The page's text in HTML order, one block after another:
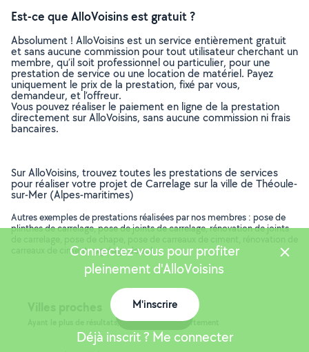
Est-ce que AlloVoisins est gratuit ?
Absolument ! AlloVoisins est un service entièrement gratuit
et sans aucune commission pour tout utilisateur cherchant un
membre, qu’il soit professionnel ou particulier, pour une
prestation de service ou une location de matériel. Payez
uniquement le prix de la prestation, fixé par vous,
demandeur, et l’offreur.
Vous pouvez réaliser le paiement en ligne de la prestation
directement sur AlloVoisins, sans aucune commission ni frais
bancaires.
Sur AlloVoisins, trouvez toutes les prestations de services
pour réaliser votre projet de Carrelage sur la ville de Théoule-
sur-Mer (Alpes-maritimes)
Autres exemples de prestations réalisées par nos membres : pose de
plinthes de carrelage, pose de joints de carrelage, rénovation de joints
carreaux de ciment, ragréage de sol, ..
Ayant le plus de résultats, dans le même département
Connectez-vous pour profiter
pleinement d'AlloVoisins
M'inscrire
Déjà inscrit ? Me connecter